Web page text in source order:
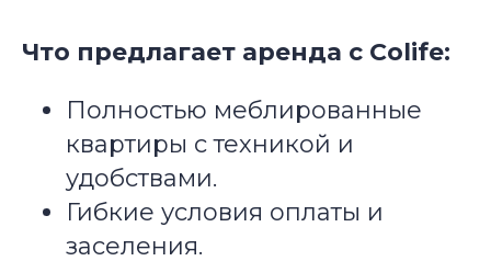
Что предлагает аренда с Colife:
Полностью меблированные
квартиры с техникой и
удобствами.
Гибкие условия оплаты и
заселения.